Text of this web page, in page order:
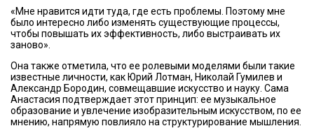
«Мне нравится идти туда, где есть проблемы. Поэтому мне
было интересно либо изменять существующие процессы,
чтобы повышать их эффективность, либо выстраивать их
заново».
Она также отметила, что ее ролевыми моделями были такие
известные личности, как Юрий Лотман, Николай Гумилев и
Александр Бородин, совмещавшие искусство и науку. Сама
Анастасия подтверждает этот принцип: ее музыкальное
образование и увлечение изобразительным искусством, по ее
мнению, напрямую повлияло на структурирование мышления.